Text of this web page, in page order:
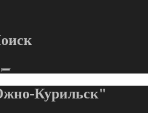
Курильск"